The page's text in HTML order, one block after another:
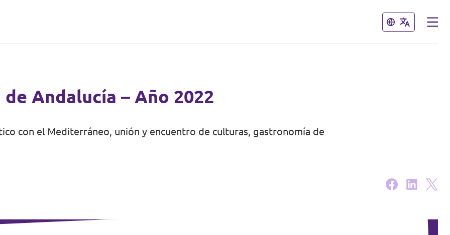
Cerrar
Cerrar
Andalucía – Año 2022
con el Mediterráneo, unión y encuentro de culturas, gastronomía de